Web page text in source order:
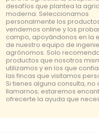
desafíos que plantea la
moderna. Seleccionamos
personalmente los
vendemos online y los
campo, apoyándonos en la
de nuestro equipo de
agrónomos. Solo
productos que nosotros
utilizamos y en los que
las fincas que visitamos
Si tienes alguna consulta, no
llamarnos; estaremos
ofrecerte la ayuda que